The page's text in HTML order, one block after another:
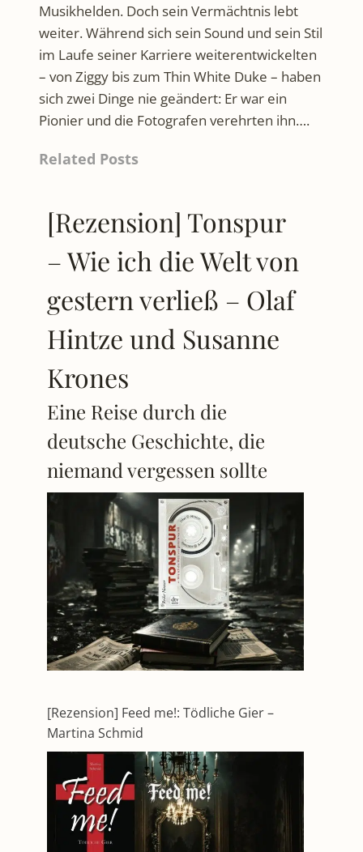
Musikhelden. Doch sein Vermächtnis lebt
weiter. Während sich sein Sound und sein Stil
im Laufe seiner Karriere weiterentwickelten
– von Ziggy bis zum Thin White Duke – haben
sich zwei Dinge nie geändert: Er war ein
Pionier und die Fotografen verehrten ihn….
Related Posts
[Rezension] Tonspur
– Wie ich die Welt von
gestern verließ – Olaf
Hintze und Susanne
Krones
Eine Reise durch die
deutsche Geschichte, die
niemand vergessen sollte
[Rezension] Feed me!: Tödliche Gier –
Martina Schmid